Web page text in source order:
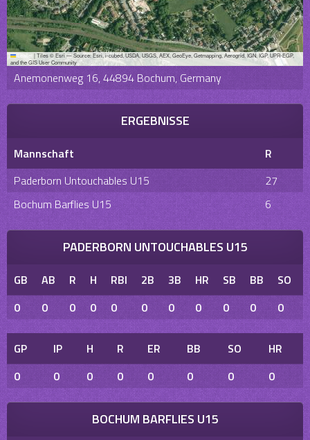
Leaflet |Tiles © Esri — Source: Esri, i-cubed, USDA, USGS, AEX, GeoEye, Getmapping, Aerogrid, IGN, IGP, UPR-EGP,
and the GIS User Community
Anemonenweg 16, 44894 Bochum, Germany
ERGEBNISSE
Mannschaft
R
Paderborn Untouchables U15
27
Bochum Barflies U15
6
PADERBORN UNTOUCHABLES U15
GB AB R H RBI 2B 3B HR SB BB SO
0
0 0 0 0 0 0 0 0 0 0
GP IP H R ER BB SO
HR
0
0 0 0 0 0 0 0
BOCHUM BARFLIES U15